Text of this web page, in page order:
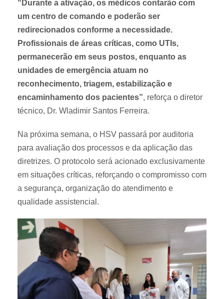
“Durante a ativação, os médicos contarão com
um centro de comando e poderão ser
redirecionados conforme a necessidade.
Profissionais de áreas críticas, como UTIs,
permanecerão em seus postos, enquanto as
unidades de emergência atuam no
reconhecimento, triagem, estabilização e
encaminhamento dos pacientes”, reforça o diretor
técnico, Dr. Wladimir Santos Ferreira.
Na próxima semana, o HSV passará por auditoria
para avaliação dos processos e da aplicação das
diretrizes. O protocolo será acionado exclusivamente
em situações críticas, reforçando o compromisso com
a segurança, organização do atendimento e
qualidade assistencial.